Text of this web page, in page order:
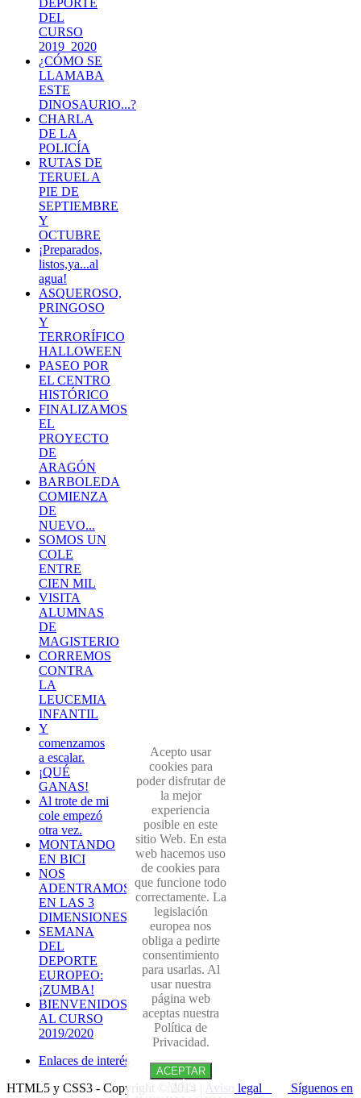
DEL
CURSO
2019_2020
¿CÓMO SE
LLAMABA
ESTE
DINOSAURIO...?
CHARLA
DE LA
POLICÍA
RUTAS DE
TERUEL A
PIE DE
SEPTIEMBRE
Y
OCTUBRE
¡Preparados,
listos,ya...al
agua!
ASQUEROSO,
PRINGOSO
Y
TERRORÍFICO
HALLOWEEN
PASEO POR
EL CENTRO
HISTÓRICO
FINALIZAMOS
EL
PROYECTO
DE
ARAGÓN
BARBOLEDA
COMIENZA
DE
NUEVO...
SOMOS UN
COLE
ENTRE
CIEN MIL
VISITA
ALUMNAS
DE
MAGISTERIO
CORREMOS
CONTRA
LA
LEUCEMIA
INFANTIL
Y
comenzamos
a escalar.
¡QUÉ
GANAS!
Al trote de mi
cole empezó
otra vez.
MONTANDO
EN BICI
NOS
ADENTRAMOS
EN LAS 3
DIMENSIONES
SEMANA
DEL
DEPORTE
EUROPEO:
¡ZUMBA!
BIENVENIDOS
AL CURSO
2019/2020
Enlaces de interés
HTML5 y CSS3 - Copyright © 2014 |
Aviso legal
Síguenos en
Acepto usar
cookies para
poder disfrutar de
la mejor
experiencia
posible en este
sitio Web. En esta
web hacemos uso
de cookies para
que funcione todo
correctamente. La
legislación
europea nos
obliga a pedirte
consentimiento
para usarlas. Al
usar nuestra
página web
aceptas nuestra
Política de
Privacidad.
ACEPTAR
MÁS